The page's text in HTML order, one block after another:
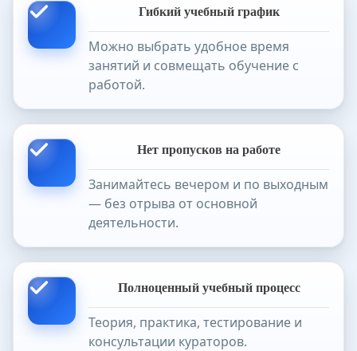
Гибкий учебный график
Можно выбрать удобное время
занятий и совмещать обучение с
работой.
Нет пропусков на работе
Занимайтесь вечером и по выходным
— без отрыва от основной
деятельности.
Полноценный учебный процесс
Теория, практика, тестирование и
консультации кураторов.